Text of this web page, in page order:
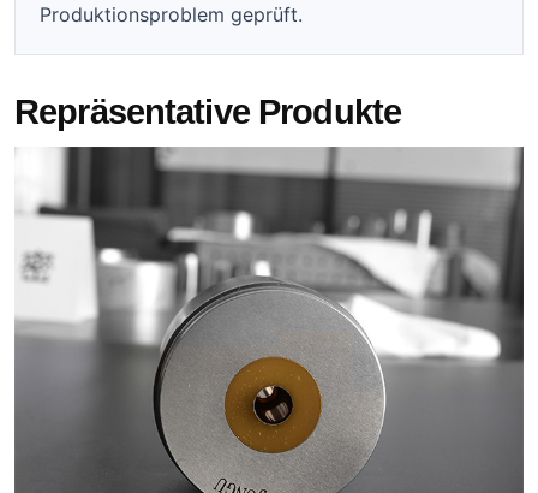
Produktionsproblem geprüft.
Repräsentative Produkte